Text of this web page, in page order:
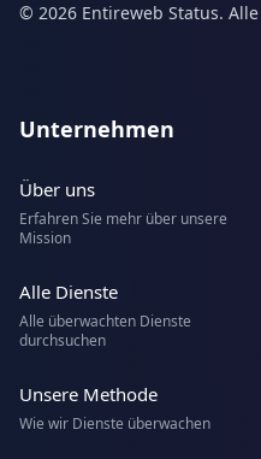
© 2026 Entireweb Status.
Unternehmen
Über uns
Erfahren Sie mehr über unsere
Mission
Alle Dienste
Alle überwachten Dienste
durchsuchen
Unsere Methode
Wie wir Dienste überwachen